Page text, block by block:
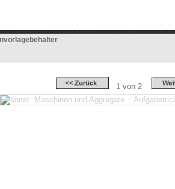
1 von 2